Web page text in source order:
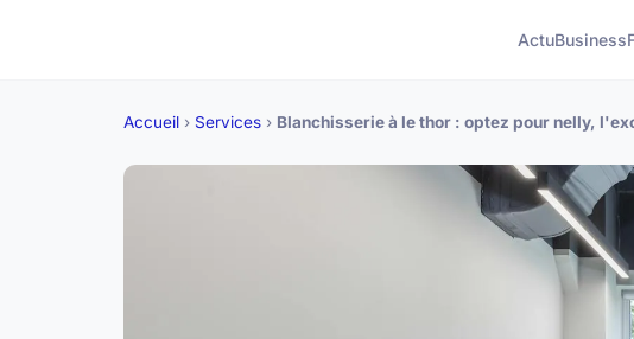
ActuBusiness
Accueil › Services › Blanchisserie à le thor : optez pour nelly,